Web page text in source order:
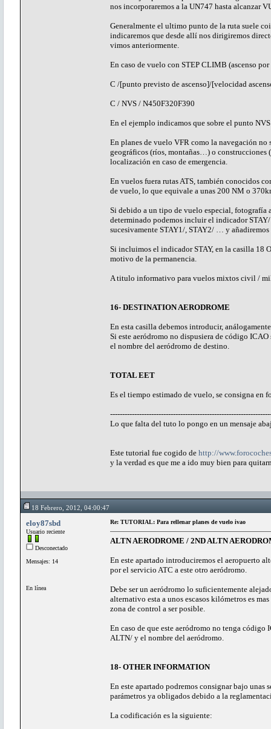
nos incorporaremos a la UN747 hasta alcanzar
Generalmente el ultimo punto de la ruta suele
indicaremos que desde allí nos dirigiremos
vimos anteriormente.
En caso de vuelo con STEP CLIMB (ascenso
C /[punto previsto de ascenso]/[velocidad
C / NVS / N450F320F390
En el ejemplo indicamos que sobre el punto
En planes de vuelo VFR como la navegación
geográficos (ríos, montañas…) o construcciones
localización en caso de emergencia.
En vuelos fuera rutas ATS, también conocidos
de vuelo, lo que equivale a unas 200 NM o
Si debido a un tipo de vuelo especial, fotografía
determinado podemos incluir el indicador
sucesivamente STAY1/, STAY2/ … y
Si incluimos el indicador STAY, en la casilla 18
motivo de la permanencia.
A titulo informativo para vuelos mixtos civil /
16- DESTINATION AERODROME
En esta casilla debemos introducir,
Si este aeródromo no dispusiera de código
el nombre del aeródromo de destino.
TOTAL EET
Es el tiempo estimado de vuelo, se consigna en
Lo que falta del tuto lo pongo en un mensaje
Este tutorial fue cogido de http://
y la verdad es que me a ido muy bien para
18 Febrero, 2012, 04:00:47
eloy87sbd
Usuario reciente
Desconectado
Mensajes: 14
En línea
Re: TUTORIAL: Para rellenar planes de vuelo ivao
ALTN AERODROME / 2ND ALTN
En este apartado introduciremos el aeropuerto
por el servicio ATC a este otro aeródromo.
Debe ser un aeródromo lo suficientemente
alternativo esta a unos escasos kilómetros es
zona de control a ser posible.
En caso de que este aeródromo no tenga
ALTN/ y el nombre del aeródromo.
18- OTHER INFORMATION
En este apartado podremos consignar bajo
parámetros ya obligados debido a la
La codificación es la siguiente: